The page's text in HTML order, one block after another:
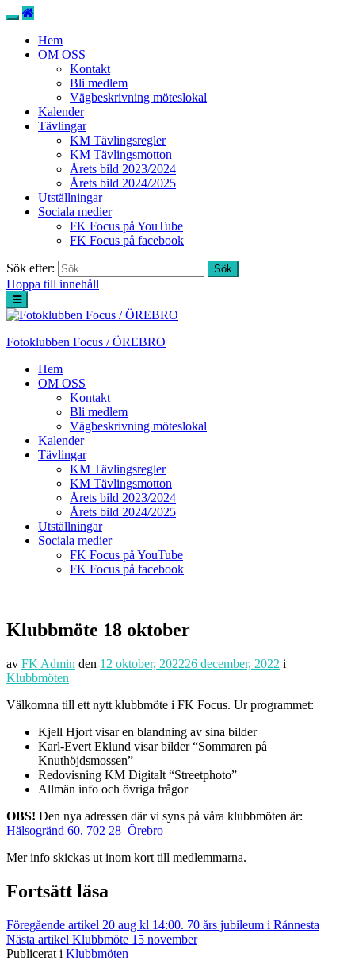
Hem
OM OSS
Kontakt
Bli medlem
Vägbeskrivning möteslokal
Kalender
Tävlingar
KM Tävlingsregler
KM Tävlingsmotton
Årets bild 2023/2024
Årets bild 2024/2025
Utställningar
Sociala medier
FK Focus på YouTube
FK Focus på facebook
Sök efter:
Hoppa till innehåll
Fotoklubben Focus / ÖREBRO
Hem
OM OSS
Kontakt
Bli medlem
Vägbeskrivning möteslokal
Kalender
Tävlingar
KM Tävlingsregler
KM Tävlingsmotton
Årets bild 2023/2024
Årets bild 2024/2025
Utställningar
Sociala medier
FK Focus på YouTube
FK Focus på facebook
Klubbmöte 18 oktober
av FK Admin den 12 oktober, 202226 december, 2022 i
Klubbmöten
Välkomna till ett nytt klubbmöte i FK Focus. Ur programmet:
Kjell Hjort visar en blandning av sina bilder
Karl-Evert Eklund visar bilder “Sommaren på
Knuthöjdsmossen”
Redovisning KM Digitalt “Streetphoto”
Allmän info och övriga frågor
OBS! Den nya adressen där vi syns på våra klubbmöten är:
Hälsogränd 60, 702 28 Örebro
Mer info skickas ut inom kort till medlemmarna.
Fortsätt läsa
Föregående artikel 20 aug kl 14:00. 70 års jubileum i Rånnesta
Nästa artikel Klubbmöte 15 november
Publicerat i Klubbmöten